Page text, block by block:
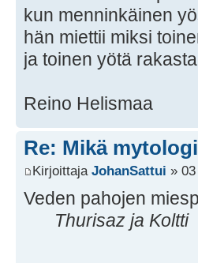
kun menninkäinen
hän miettii miksi
ja toinen yötä
Reino Helismaa
Re: Mikä
Kirjoittaja JohanSattui »
Veden pahojen
Thurisaz ja Koltti